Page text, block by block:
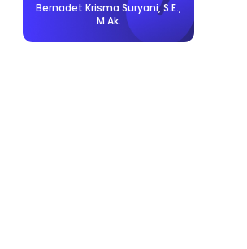
Bernadet Krisma Suryani, S.E.,
M.Ak.